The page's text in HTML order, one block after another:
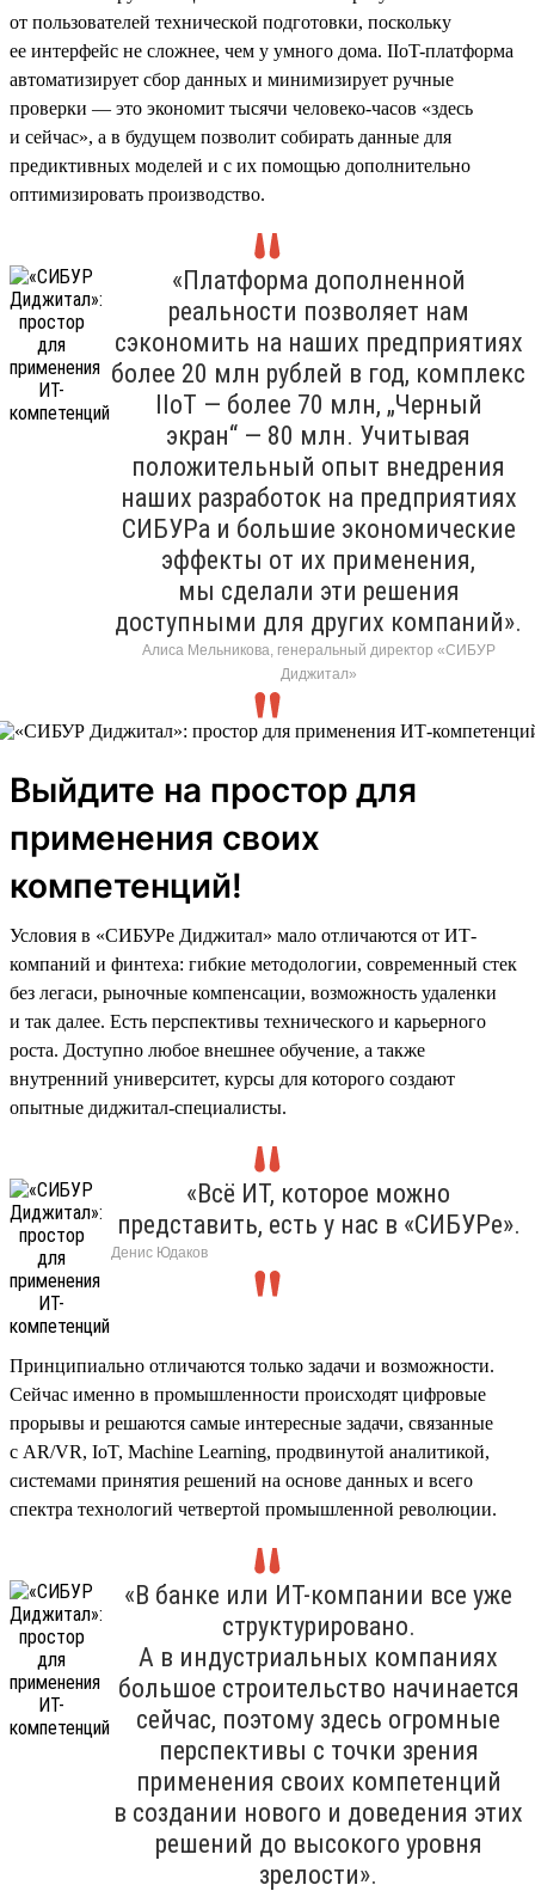
от пользователей технической подготовки, поскольку
ее интерфейс не сложнее, чем у умного дома. IIoT-платформа
автоматизирует сбор данных и минимизирует ручные
проверки — это экономит тысячи человеко-часов «здесь
и сейчас», а в будущем позволит собирать данные для
предиктивных моделей и с их помощью дополнительно
оптимизировать производство.
«Платформа дополненной
реальности позволяет нам
сэкономить на наших предприятиях
более 20 млн рублей в год, комплекс
IIoT — более 70 млн, „Черный
экран“ — 80 млн. Учитывая
положительный опыт внедрения
наших разработок на предприятиях
СИБУРа и большие экономические
эффекты от их применения,
мы сделали эти решения
доступными для других компаний».
Алиса Мельникова, генеральный директор «СИБУР
Диджитал»
Выйдите на простор для
применения своих
компетенций!
Условия в «СИБУРе Диджитал» мало отличаются от ИТ-
компаний и финтеха: гибкие методологии, современный стек
без легаси, рыночные компенсации, возможность удаленки
и так далее. Есть перспективы технического и карьерного
роста. Доступно любое внешнее обучение, а также
внутренний университет, курсы для которого создают
опытные диджитал-специалисты.
«Всё ИТ, которое можно
представить, есть у нас в «СИБУРе».
Денис
Принципиально отличаются только задачи и возможности.
Сейчас именно в промышленности происходят цифровые
прорывы и решаются самые интересные задачи, связанные
с AR/VR, IoT, Machine Learning, продвинутой аналитикой,
системами принятия решений на основе данных и всего
спектра технологий четвертой промышленной революции.
«В банке или ИТ-компании все уже
структурировано.
А в индустриальных компаниях
большое строительство начинается
сейчас, поэтому здесь огромные
перспективы с точки зрения
применения своих компетенций
в создании нового и доведения этих
решений до высокого уровня
зрелости».